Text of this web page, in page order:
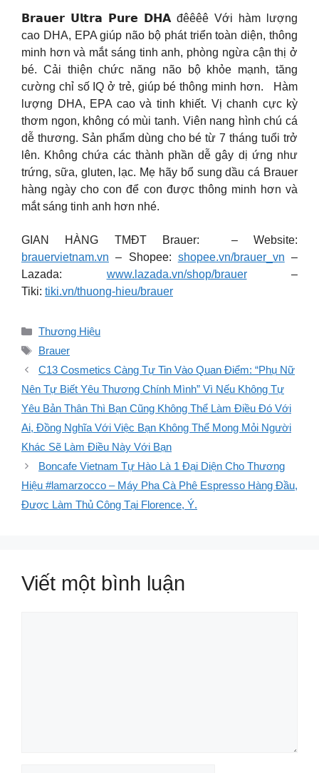
𝗕𝗿𝗮𝘂𝗲𝗿 𝗨𝗹𝘁𝗿𝗮 𝗣𝘂𝗿𝗲 𝗗𝗛𝗔 đêêêê Với hàm lượng
cao DHA, EPA giúp não bộ phát triển toàn diện, thông
minh hơn và mắt sáng tinh anh, phòng ngừa cận thị ở
bé. Cải thiện chức năng não bộ khỏe mạnh, tăng
cường chỉ số IQ ở trẻ, giúp bé thông minh hơn. Hàm
lượng DHA, EPA cao và tinh khiết. Vị chanh cực kỳ
thơm ngon, không có mùi tanh. Viên nang hình chú cá
dễ thương. Sản phẩm dùng cho bé từ 7 tháng tuổi trở
lên. Không chứa các thành phần dễ gây dị ứng như
trứng, sữa, gluten, lạc. Mẹ hãy bổ sung dầu cá Brauer
hàng ngày cho con để con được thông minh hơn và
mắt sáng tinh anh hơn nhé.
GIAN HÀNG TMĐT Brauer: – Website:
brauervietnam.vn – Shopee: shopee.vn/brauer_vn –
Lazada: www.lazada.vn/shop/brauer–
Tiki: tiki.vn/thuong-hieu/brauer
Danh
mục
Thương Hiệu
Thẻ
Brauer
C13 Cosmetics Càng Tự Tin Vào Quan Điểm: “Phụ Nữ
Nên Tự Biết Yêu Thương Chính Mình” Vì Nếu Không Tự
Yêu Bản Thân Thì Bạn Cũng Không Thể Làm Điều Đó Với
Ai, Đồng Nghĩa Với Việc Bạn Không Thể Mong Mỏi Người
Khác Sẽ Làm Điều Này Với Bạn
Boncafe Vietnam Tự Hào Là 1 Đại Diện Cho Thương
Hiệu #lamarzocco – Máy Pha Cà Phê Espresso Hàng Đầu,
Được Làm Thủ Công Tại Florence, Ý.
Viết một bình luận